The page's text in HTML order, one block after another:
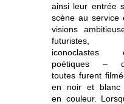
ainsi leur entrée
scène au service
visions
futuristes,
iconoclastes
poétiques –
toutes furent
en noir et blanc
en couleur.